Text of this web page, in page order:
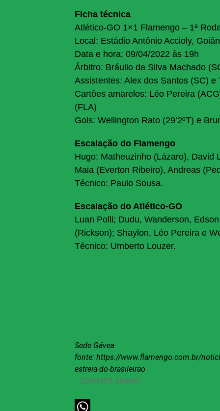
Ficha técnica
Atlético-GO 1×1 Flamengo – 1ª
Local: Estádio Antônio Accioly,
Data e hora: 09/04/2022 às 19h
Árbitro: Bráulio da Silva Machado
Assistentes: Alex dos Santos (SC)
Cartões amarelos: Léo Pereira
(FLA)
Gols: Wellington Rato (29’2ºT) e
Escalação do Flamengo
Hugo; Matheuzinho (Lázaro), David
Maia (Everton Ribeiro), Andreas
Técnico: Paulo Sousa.
Escalação do Atlético-GO
Luan Polli; Dudu, Wanderson,
(Rickson); Shaylon, Léo Pereira e
Técnico: Umberto Louzer.
Sede Gávea
fonte: https://www.flamengo.com.br/
estreia-do-brasileirao
COMENTE ABAIXO: